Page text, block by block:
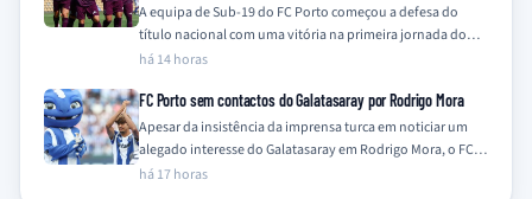
A equipa de Sub-19 do FC Porto começou a defesa do
título nacional com uma vitória na primeira jornada do
Campeonato Nacional…
há 14 horas
FC Porto sem contactos do Galatasaray por Rodrigo Mora
Apesar da insistência da imprensa turca em noticiar um
alegado interesse do Galatasaray em Rodrigo Mora, o FC
Porto nega qualquer contacto…
há 17 horas